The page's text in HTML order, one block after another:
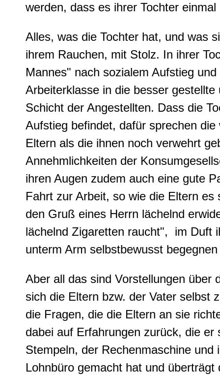
werden, dass es ihrer Tochter
Alles, was die Tochter hat, und was
ihrem Rauchen, mit Stolz. In ihrer
Mannes" nach sozialem Aufstieg
Arbeiterklasse in die besser
Schicht der Angestellten. Dass die
Aufstieg befindet, dafür sprechen
Eltern als die ihnen noch verwehrt
Annehmlichkeiten der
ihren Augen zudem auch eine gute
Fahrt zur Arbeit, so wie die Eltern
den Gruß eines Herrn lächelnd
lächelnd Zigaretten raucht", im Duft
unterm Arm selbstbewusst
Aber all das sind Vorstellungen über
sich die Eltern bzw. der Vater selbst
die Fragen, die die Eltern an sie
dabei auf Erfahrungen zurück, die
Stempeln, der Rechenmaschine
Lohnbüro gemacht hat und